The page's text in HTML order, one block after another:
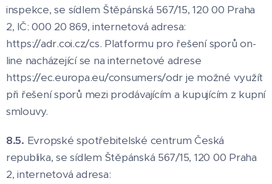
inspekce, se sídlem Štěpánská 567/15, 120 00 Praha
2, IČ: 000 20 869, internetová adresa:
https://adr.coi.cz/cs. Platformu pro řešení sporů on-
line nacházející se na internetové adrese
https://ec.europa.eu/consumers/odr je možné využít
při řešení sporů mezi prodávajícím a kupujícím z kupní
smlouvy.
8.5. Evropské spotřebitelské centrum Česká
republika, se sídlem Štěpánská 567/15, 120 00 Praha
2, internetová adresa: